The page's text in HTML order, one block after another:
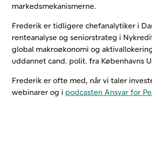
markedsmekanismerne.
Frederik er tidligere chefanalytiker i
renteanalyse og seniorstrateg i
global makroøkonomi og
uddannet cand. polit. fra Københavns
Frederik er ofte med, når vi taler
webinarer og i podcasten Ansvar for